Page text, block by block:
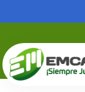
Saltar al
Tablas de